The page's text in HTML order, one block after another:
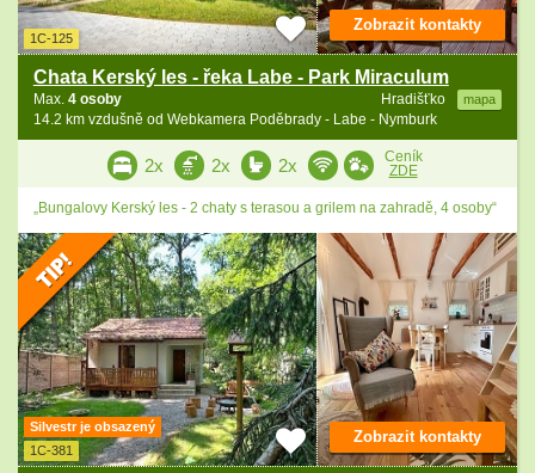
1C-125
Chata Kerský les - řeka Labe - Park Miraculum
Hradišťko mapa
Max. 4 osoby
14.2 km vzdušně od Webkamera Poděbrady - Labe - Nymburk
Zobrazit kontakty
2x 2x 2x
Ceník
ZDE
„Bungalovy Kerský les - 2 chaty s terasou a grilem na zahradě, 4 osoby“
Silvestr je obsazený
1C-381
Zobrazit kontakty